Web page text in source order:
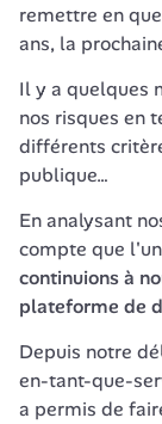
remettre en
ans, la
Il y a quelques
nos risques en
différents
publique…
En analysant
compte que
continuions à
plateforme de
Depuis notre
en-tant-que-
a permis de